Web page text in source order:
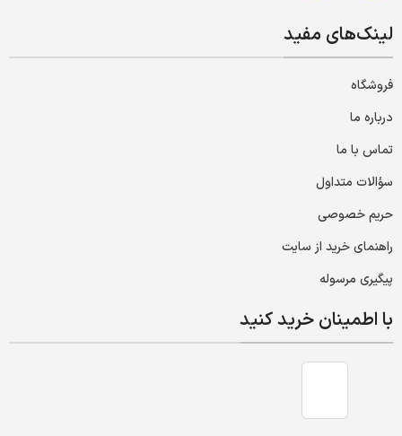
لینک‌های مفید
فروشگاه
درباره ما
تماس با ما
سؤالات متداول
حریم خصوصی
راهنمای خرید از سایت
پیگیری مرسوله
با اطمینان خرید کنید